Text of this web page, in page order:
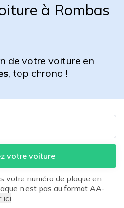
à Rombas
de votre voiture en
, top chrono !
votre voiture
votre numéro de plaque en
n’est pas au format AA-
ici